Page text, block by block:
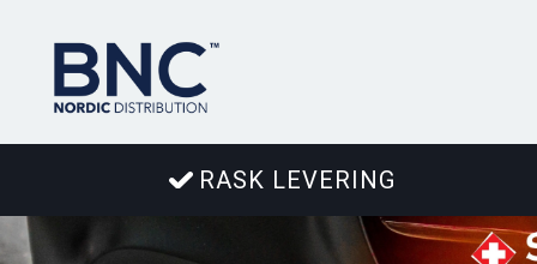
RASK LEVERING